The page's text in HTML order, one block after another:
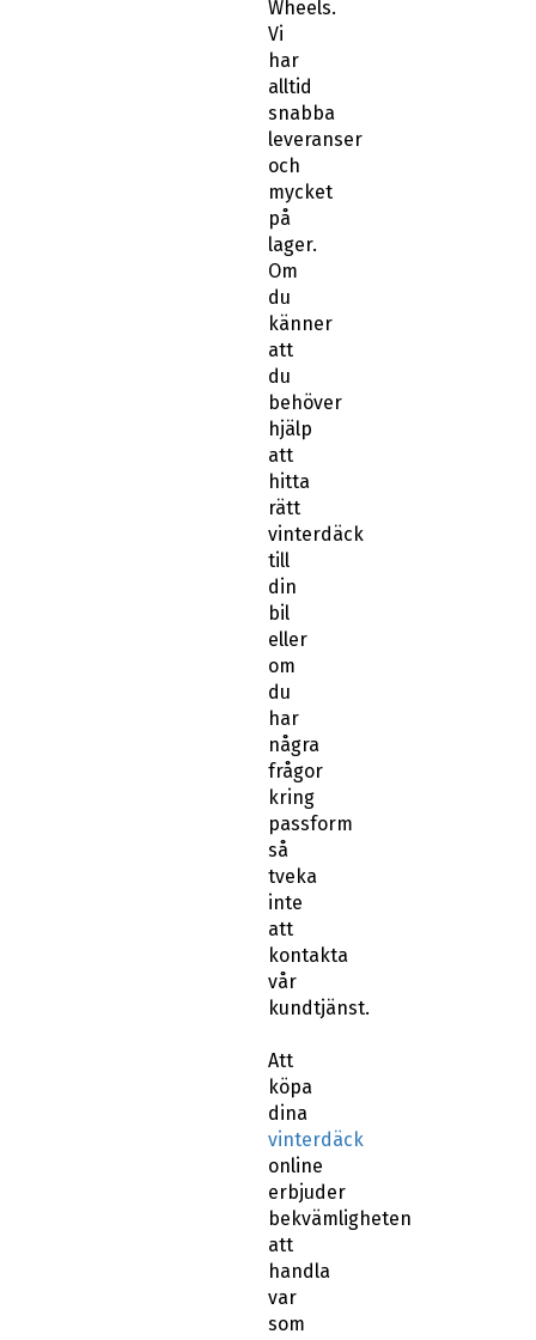
Vi
har
alltid
snabba
leveranser
och
mycket
på
lager.
Om
du
känner
att
du
behöver
hjälp
att
hitta
rätt
vinterdäck
till
din
bil
eller
om
du
har
några
frågor
kring
passform
så
tveka
inte
att
kontakta
vår
kundtjänst.
köpa
dina
vinterdäck
online
erbjuder
bekvämligheten
att
handla
var
som
helst